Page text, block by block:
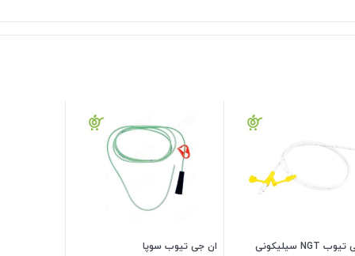
ان جی تیوب NGT سیلیکونی
ان جی تیوب سوپا